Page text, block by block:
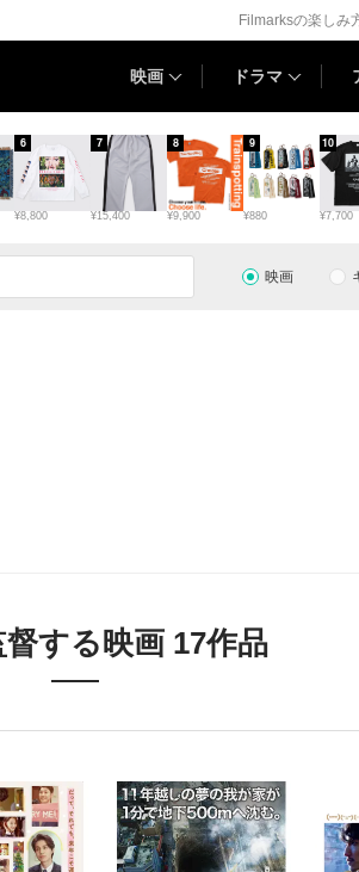
Filmarksの楽しみ
映画 ドラマ
¥8,800
6
¥15,400
7
¥9,900
8
¥880
9
¥7,700
10
映画
する映画 17作品